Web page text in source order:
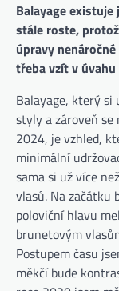
Balayage
stále roste,
úpravy
třeba vzít v
Balayage, který si
styly a zároveň se
2024, je vzhled,
minimální
sama si už více
vlasů. Na začátku
poloviční hlavu
brunetovým
Postupem času
měkčí bude